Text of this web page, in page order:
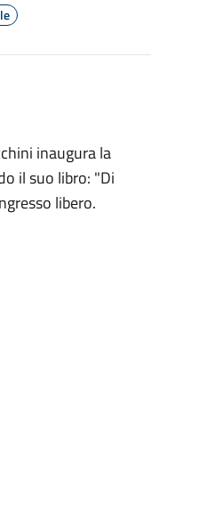
inaugura la
il suo libro: "Di
libero.